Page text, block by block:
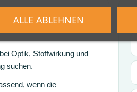
sich dieses
Optik, Stoffwirkung und
suchen.
wenn die
ALLE ABLEHNEN